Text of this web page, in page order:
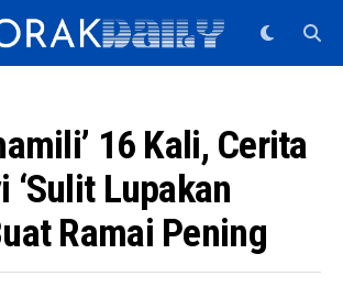
16 Kali, Cerita
‘Sulit Lupakan
Ramai Pening